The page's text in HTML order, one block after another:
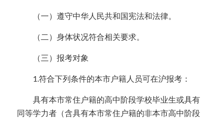
（一）遵守中华人民共和国宪法和法律。
（二）身体状况符合相关要求。
（三）报考对象
1.符合下列条件的本市户籍人员可在沪报考：
具有本市常住户籍的高中阶段学校毕业生或具有
同等学力者（含具有本市常住户籍的非本市高中阶段